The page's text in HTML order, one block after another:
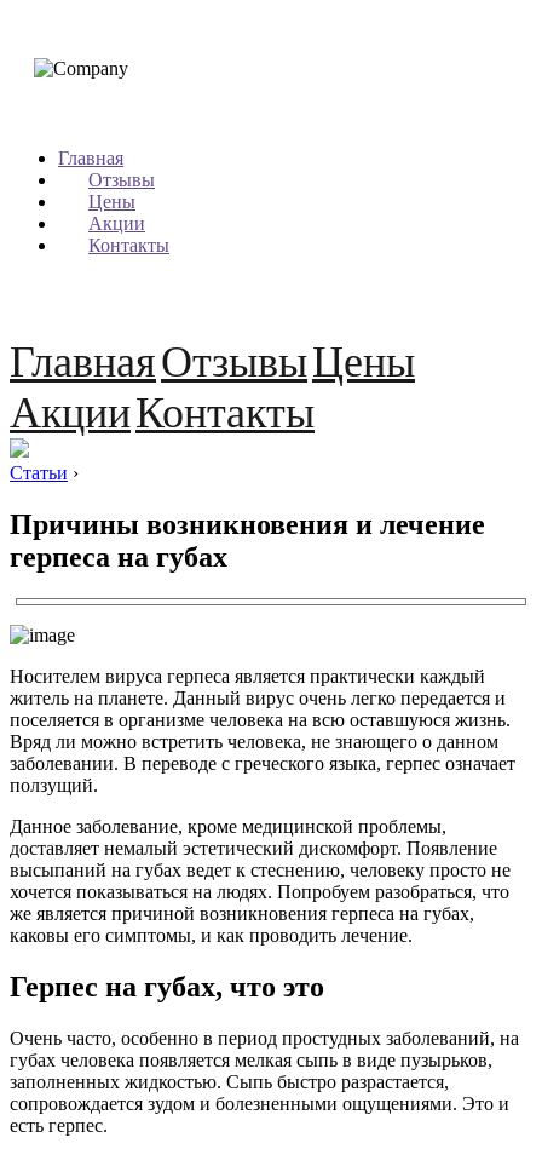
Главная
Отзывы
Цены
Акции
Контакты
ГлавнаяОтзывыЦены
АкцииКонтакты
Статьи ›
Причины возникновения и лечение
герпеса на губах
Носителем вируса герпеса является практически каждый
житель на планете. Данный вирус очень легко передается и
поселяется в организме человека на всю оставшуюся жизнь.
Вряд ли можно встретить человека, не знающего о данном
заболевании. В переводе с греческого языка, герпес означает
ползущий.
Данное заболевание, кроме медицинской проблемы,
доставляет немалый эстетический дискомфорт. Появление
высыпаний на губах ведет к стеснению, человеку просто не
хочется показываться на людях. Попробуем разобраться, что
же является причиной возникновения герпеса на губах,
каковы его симптомы, и как проводить лечение.
Герпес на губах, что это
Очень часто, особенно в период простудных заболеваний, на
губах человека появляется мелкая сыпь в виде пузырьков,
заполненных жидкостью. Сыпь быстро разрастается,
сопровождается зудом и болезненными ощущениями. Это и
есть герпес.